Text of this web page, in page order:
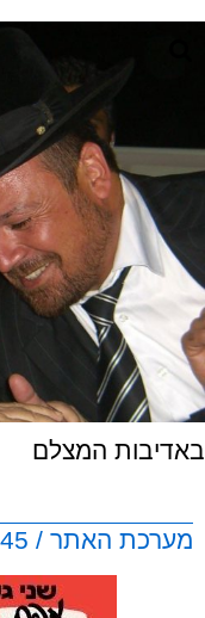
באדיבות המצלם
מערכת האתר / 16:45 03.11.24